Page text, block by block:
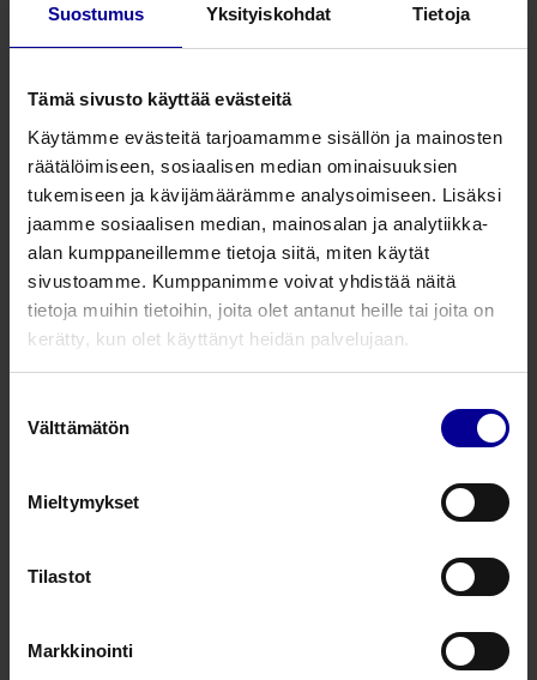
Suostumus Yksityiskohdat Tietoja
Tämä sivusto käyttää evästeitä
Käytämme evästeitä tarjoamamme sisällön ja mainosten
räätälöimiseen, sosiaalisen median ominaisuuksien
tukemiseen ja kävijämäärämme analysoimiseen. Lisäksi
jaamme sosiaalisen median, mainosalan ja analytiikka-
alan kumppaneillemme tietoja siitä, miten käytät
sivustoamme. Kumppanimme voivat yhdistää näitä
tietoja muihin tietoihin, joita olet antanut heille tai joita on
kerätty, kun olet käyttänyt heidän palvelujaan.
valinta
Välttämätön
Mieltymykset
Tilastot
Markkinointi
2 tuotetta
Maxxcare Pro -kevennystossu
Ennaltaehkäisy
Maxxcare Pro -kevennystossujen
vaihtokennot
Pidennä Maxxcare-kevennystossujen käyttöikää
kevennystossussa on 2 x pientä, 2 x isoa kennoa
ja vaihtoilmakennopakkaus sisältää kaikki nämä
Kevennystossu painehaavojen ennaltaehkäisyyn​
Painehaavan ehkäisy ja hoito
kevennystossun ja puhdistavan